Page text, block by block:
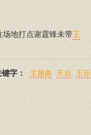
场地打点谢霆锋未带王
字： 主题曲 天后 王菲